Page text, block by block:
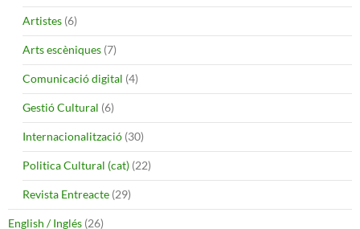
Artistes (6)
Arts escèniques (7)
Comunicació digital (4)
Gestió Cultural (6)
Internacionalització (30)
Politica Cultural (cat) (22)
Revista Entreacte (29)
English / Inglés (26)